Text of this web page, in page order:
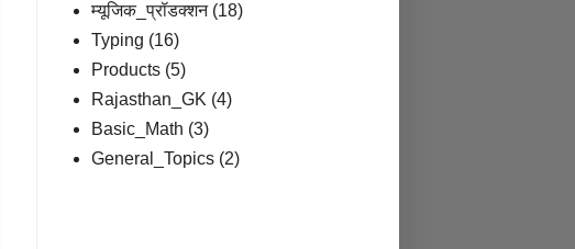
म्यूजिक_प्रॉडक्शन (18)
Typing (16)
Products (5)
Rajasthan_GK (4)
Basic_Math (3)
General_Topics (2)